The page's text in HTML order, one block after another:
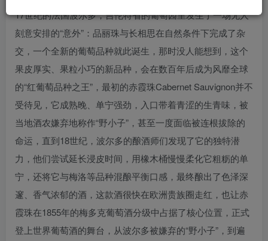
17世纪的法国波尔多，吉伦特省的葡萄园里发生了一场无人
刻意安排的“意外”：品丽珠与长相思在自然条件下完成了杂
交，一个全新的葡萄品种就此诞生，那时没人能想到，这个
果皮厚实、果粒小巧的新品种，会在数百年后成为风靡全球
的“红葡萄品种之王”，最初的赤霞珠Cabernet Sauvignon并不
受待见，它成熟晚、单宁强劲，入口带着青涩的生青味，被
当地酒农嫌弃地称作“野小子”，甚至一度面临被连根拔除的
命运，直到18世纪，波尔多的酿酒师们发现了它的独特潜
力，他们尝试延长浸皮时间，用橡木桶慢慢柔化它粗粝的单
宁，还将它与梅洛等品种混酿平衡口感，最终酿出了色泽深
邃、香气浓郁的酒，这款酒很快在欧洲贵族圈走红，也让赤
霞珠在1855年的梅多克葡萄酒分级中占据了核心位置，正式
登上世界葡萄酒的舞台，从波尔多被嫌弃的“野小子”，到遍